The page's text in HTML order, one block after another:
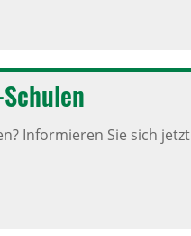
Informieren Sie sich jetzt